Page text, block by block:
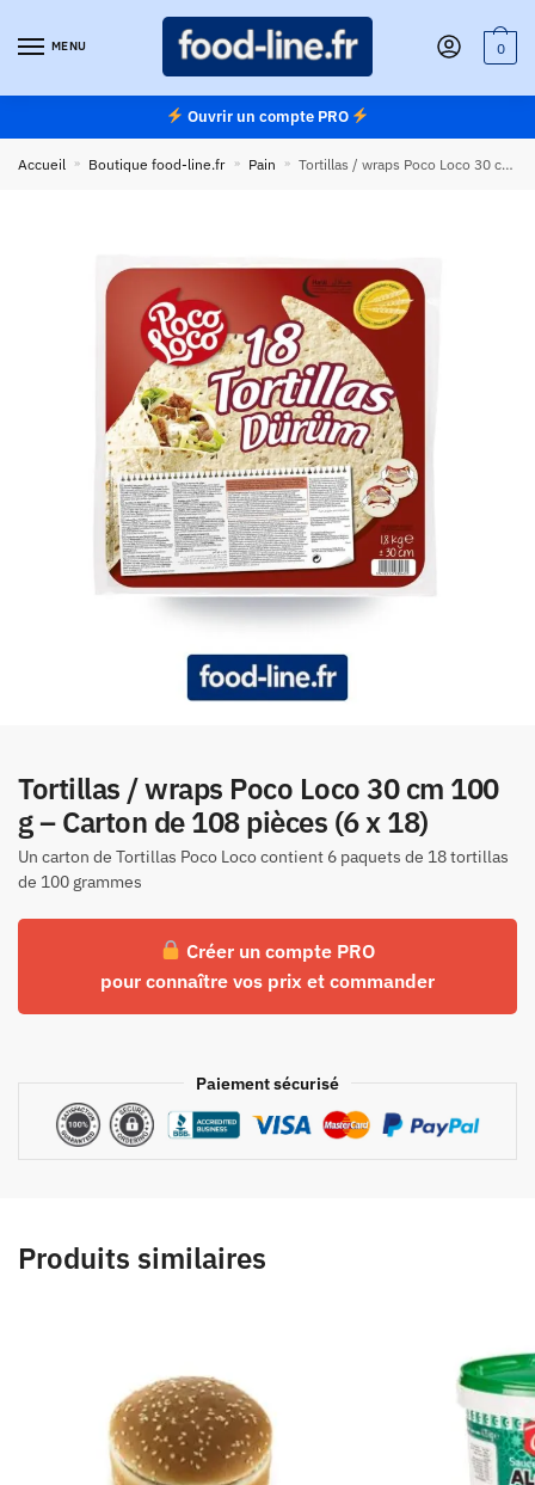
MENU 0
Ouvrir un compte PRO
Accueil » Boutique food-line.fr » Pain » Tortillas / wraps Poco Loco 30 cm 100 g – Carton de 108 pièces (6 x 18)
Tortillas / wraps Poco Loco 30 cm 100
g – Carton de 108 pièces (6 x 18)
Un carton de Tortillas Poco Loco contient 6 paquets de 18 tortillas
de 100 grammes
Créer un compte PRO
pour connaître vos prix et commander
Paiement sécurisé
Produits similaires